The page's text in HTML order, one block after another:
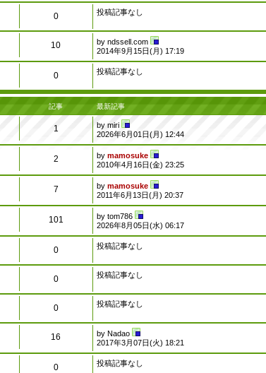
0 投稿記事なし
10 byndssell.com
2014年9月15日(月) 17:19
0 投稿記事なし
記事 最新記事
1 bymiri
2026年6月01日(月) 12:44
2 bymamosuke
2010年4月16日(金) 23:25
7 bymamosuke
2011年6月13日(月) 20:37
101 bytom786
2026年8月05日(水) 06:17
0 投稿記事なし
0 投稿記事なし
0 投稿記事なし
16 byNadao
2017年3月07日(火) 18:21
0 投稿記事なし